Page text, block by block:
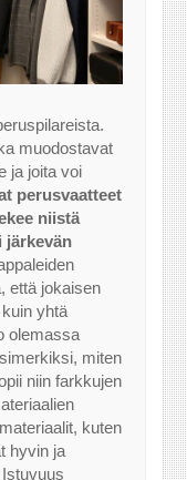
muodostavat
ja joita voi
perusvaatteet
niistä
järkevän
että jokaisen
yhtä
olemassa
miten
niin farkkujen
kuten
hyvin ja